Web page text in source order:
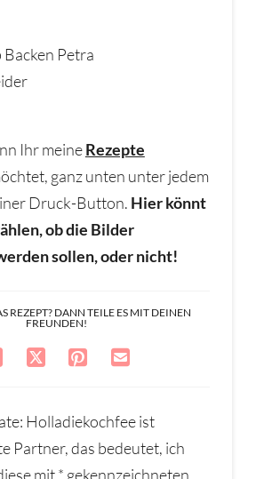
Ihr meineRezepte
ganz unten unter jedem
Druck-Button. Hier könnt
ob die Bilder
sollen, oder nicht!
REZEPT? DANN TEILE ES MIT DEINEN
FREUNDEN!
Holladiekochfee ist
Partner, das bedeutet, ich
mit * gekennzeichneten